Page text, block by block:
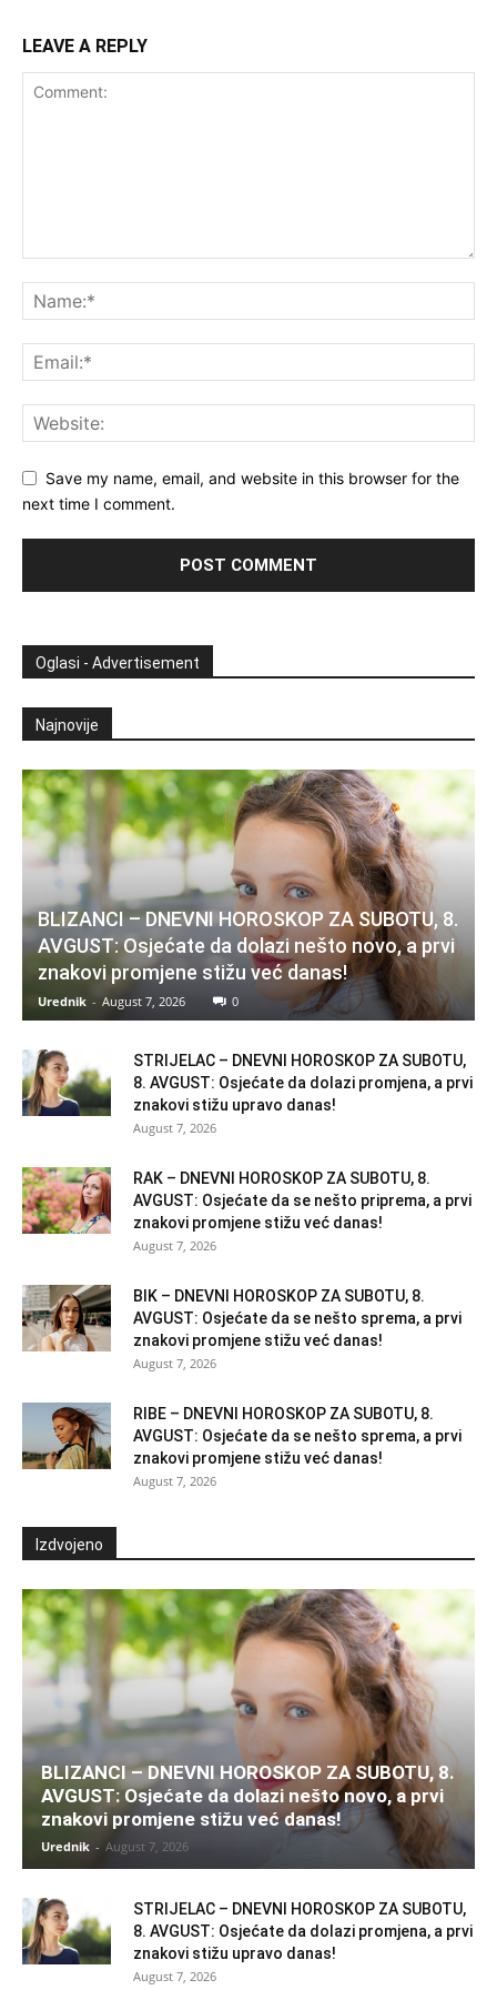
LEAVE A REPLY
Save my name, email, and website in this browser for the
next time I comment.
Oglasi - Advertisement
Najnovije
BLIZANCI – DNEVNI HOROSKOP ZA SUBOTU, 8.
AVGUST: Osjećate da dolazi nešto novo, a prvi
znakovi promjene stižu već danas!
Urednik - August 7, 2026 0
STRIJELAC – DNEVNI HOROSKOP ZA SUBOTU,
8. AVGUST: Osjećate da dolazi promjena, a prvi
znakovi stižu upravo danas!
August 7, 2026
RAK – DNEVNI HOROSKOP ZA SUBOTU, 8.
AVGUST: Osjećate da se nešto priprema, a prvi
znakovi promjene stižu već danas!
August 7, 2026
BIK – DNEVNI HOROSKOP ZA SUBOTU, 8.
AVGUST: Osjećate da se nešto sprema, a prvi
znakovi promjene stižu već danas!
August 7, 2026
RIBE – DNEVNI HOROSKOP ZA SUBOTU, 8.
AVGUST: Osjećate da se nešto sprema, a prvi
znakovi promjene stižu već danas!
August 7, 2026
Izdvojeno
BLIZANCI – DNEVNI HOROSKOP ZA SUBOTU, 8.
AVGUST: Osjećate da dolazi nešto novo, a prvi
znakovi promjene stižu već danas!
Urednik - August 7, 2026
STRIJELAC – DNEVNI HOROSKOP ZA SUBOTU,
8. AVGUST: Osjećate da dolazi promjena, a prvi
znakovi stižu upravo danas!
August 7, 2026